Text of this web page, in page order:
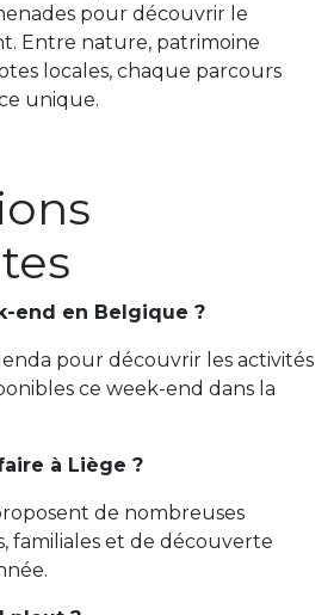
pour découvrir le
Entre nature, patrimoine
locales, chaque parcours
unique.
end en Belgique ?
pour découvrir les activités
ce week-end dans la
à Liège ?
de nombreuses
familiales et de découverte